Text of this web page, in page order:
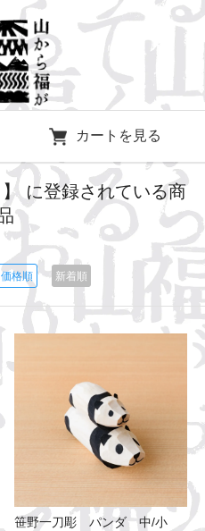
カートを見る
に登録されている商
価格順 新着順
笹野一刀彫 パンダ 中/小